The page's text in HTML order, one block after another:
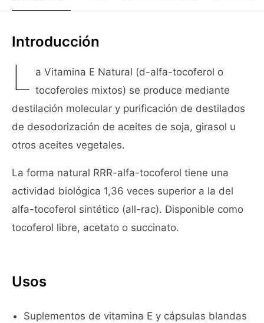
Introducción
L a Vitamina E Natural (d-alfa-tocoferol o
tocoferoles mixtos) se produce mediante
destilación molecular y purificación de destilados
de desodorización de aceites de soja, girasol u
otros aceites vegetales.
La forma natural RRR-alfa-tocoferol tiene una
actividad biológica 1,36 veces superior a la del
alfa-tocoferol sintético (all-rac). Disponible como
tocoferol libre, acetato o succinato.
Usos
Suplementos de vitamina E y cápsulas blandas